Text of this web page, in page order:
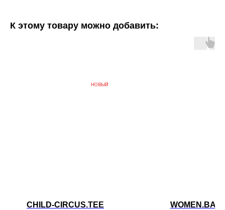
К этому товару можно добавить:
НОВЫЙ
CHILD-CIRCUS.TEE WOMEN.BAG